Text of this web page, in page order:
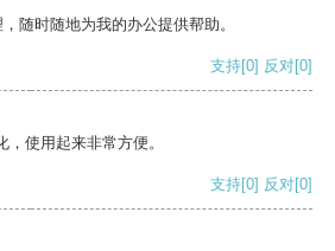
随时随地为我的办公提供帮助。
支持[0] 反对[0]
使用起来非常方便。
支持[0] 反对[0]